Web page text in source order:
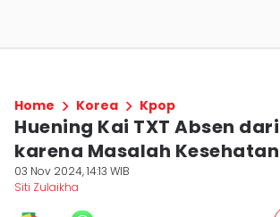
Home Korea Kpop
Huening Kai TXT Absen
karena Masalah Kesehatan
03 Nov 2024, 14:13 WIB
Siti Zulaikha